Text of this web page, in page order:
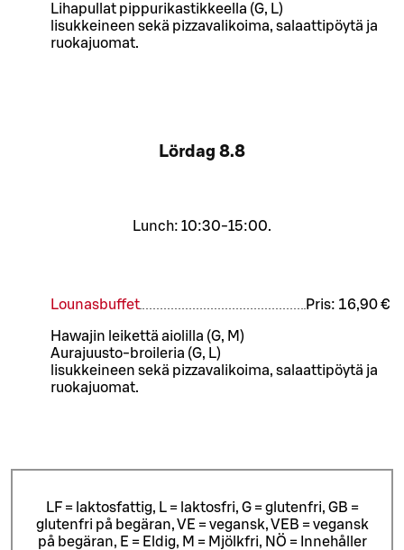
Lihapullat pippurikastikkeella (G, L)
lisukkeineen sekä pizzavalikoima, salaattipöytä ja
ruokajuomat.
Lördag 8.8
Lunch: 10:30-15:00.
Lounasbuffet Pris: 16,90 €
Hawajin leikettä aiolilla (G, M)
Aurajuusto-broileria (G, L)
lisukkeineen sekä pizzavalikoima, salaattipöytä ja
ruokajuomat.
LF = laktosfattig, L = laktosfri, G = glutenfri, GB =
glutenfri på begäran, VE = vegansk, VEB = vegansk
på begäran, E = Eldig, M = Mjölkfri, NÖ = Innehåller